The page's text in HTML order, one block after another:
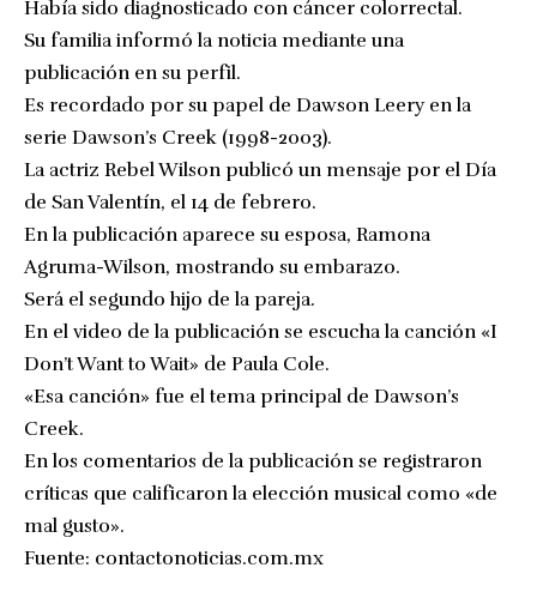
Había sido diagnosticado con cáncer colorrectal.
Su familia informó la noticia mediante una
publicación en su perfil.
Es recordado por su papel de Dawson Leery en la
serie Dawson’s Creek (1998-2003).
La actriz Rebel Wilson publicó un mensaje por el Día
de San Valentín, el 14 de febrero.
En la publicación aparece su esposa, Ramona
Agruma-Wilson, mostrando su embarazo.
Será el segundo hijo de la pareja.
En el video de la publicación se escucha la canción «I
Don’t Want to Wait» de Paula Cole.
«Esa canción» fue el tema principal de Dawson’s
Creek.
En los comentarios de la publicación se registraron
críticas que calificaron la elección musical como «de
mal gusto».
Fuente: contactonoticias.com.mx